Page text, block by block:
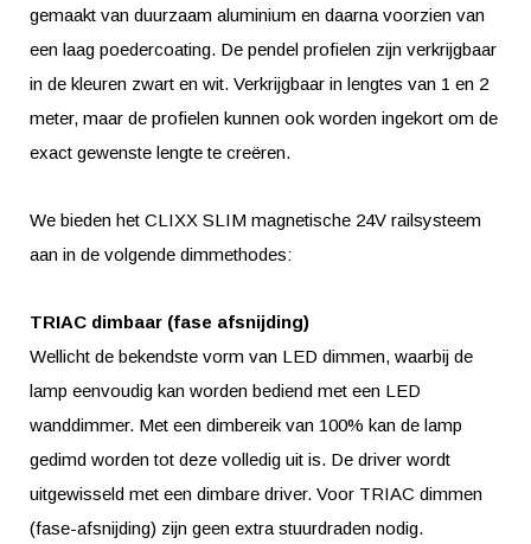
gemaakt van duurzaam aluminium en daarna voorzien van
een laag poedercoating. De pendel profielen zijn verkrijgbaar
in de kleuren zwart en wit. Verkrijgbaar in lengtes van 1 en 2
meter, maar de profielen kunnen ook worden ingekort om de
exact gewenste lengte te creëren.
We bieden het CLIXX SLIM magnetische 24V railsysteem
aan in de volgende dimmethodes:
TRIAC dimbaar (fase afsnijding)
Wellicht de bekendste vorm van LED dimmen, waarbij de
lamp eenvoudig kan worden bediend met een LED
wanddimmer. Met een dimbereik van 100% kan de lamp
gedimd worden tot deze volledig uit is. De driver wordt
uitgewisseld met een dimbare driver. Voor TRIAC dimmen
(fase-afsnijding) zijn geen extra stuurdraden nodig.